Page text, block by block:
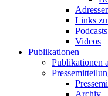
Links
Podcasts
Videos
Publikationen
Publikationen
Archiv